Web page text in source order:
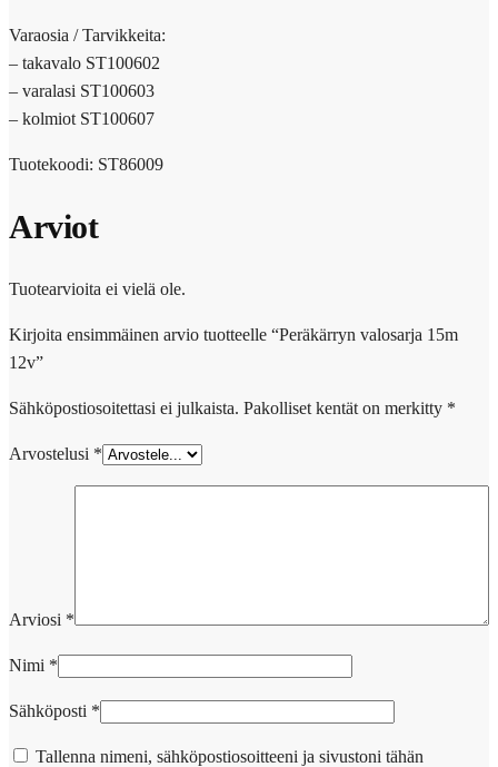
Varaosia / Tarvikkeita:
– takavalo ST100602
– varalasi ST100603
– kolmiot ST100607
Tuotekoodi: ST86009
Arviot
Tuotearvioita ei vielä ole.
Kirjoita ensimmäinen arvio tuotteelle “Peräkärryn valosarja 15m
12v”
Sähköpostiosoitettasi ei julkaista. Pakolliset kentät on merkitty *
Arvostelusi *
Arviosi *
Nimi *
Sähköposti *
Tallenna nimeni, sähköpostiosoitteeni ja sivustoni tähän